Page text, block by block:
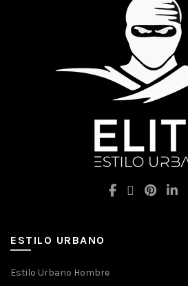
ESTILO URBANO
Estilo Urbano Hombre